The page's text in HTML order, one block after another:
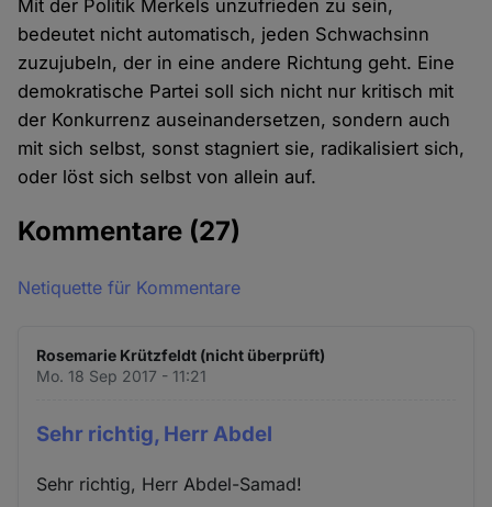
Mit der Politik Merkels unzufrieden zu sein,
bedeutet nicht automatisch, jeden Schwachsinn
zuzujubeln, der in eine andere Richtung geht. Eine
demokratische Partei soll sich nicht nur kritisch mit
der Konkurrenz auseinandersetzen, sondern auch
mit sich selbst, sonst stagniert sie, radikalisiert sich,
oder löst sich selbst von allein auf.
Kommentare (27)
Netiquette für Kommentare
Rosemarie Krützfeldt (nicht überprüft)
Mo. 18 Sep 2017 - 11:21
Sehr richtig, Herr Abdel
Sehr richtig, Herr Abdel-Samad!